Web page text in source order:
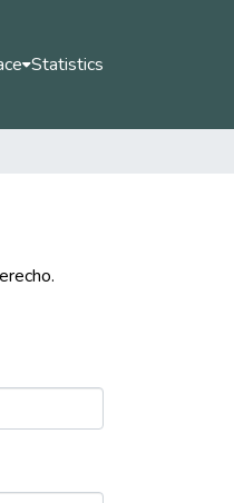
Statistics